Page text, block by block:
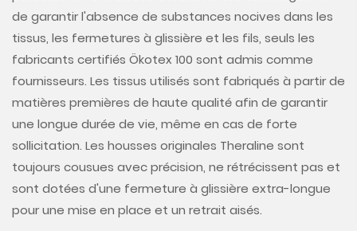
de garantir l'absence de substances nocives dans les
tissus, les fermetures à glissière et les fils, seuls les
fabricants certifiés Ökotex 100 sont admis comme
fournisseurs. Les tissus utilisés sont fabriqués à partir de
matières premières de haute qualité afin de garantir
une longue durée de vie, même en cas de forte
sollicitation. Les housses originales Theraline sont
toujours cousues avec précision, ne rétrécissent pas et
sont dotées d'une fermeture à glissière extra-longue
pour une mise en place et un retrait aisés.